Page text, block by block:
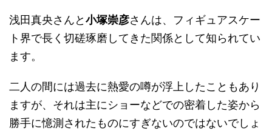
浅田真央さんと小塚崇彦さんは、フィギュアスケー
ト界で長く切磋琢磨してきた関係として知られてい
ます。
二人の間には過去に熱愛の噂が浮上したこともあり
ますが、それは主にショーなどでの密着した姿から
勝手に憶測されたものにすぎないのではないでしょ